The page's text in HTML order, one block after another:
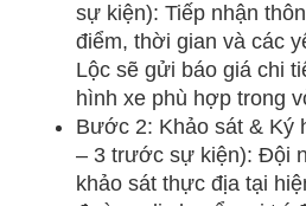
sự kiện): Tiếp nhận
điểm, thời gian và các
Lộc sẽ gửi báo giá chi
hình xe phù hợp trong
Bước 2: Khảo sát & Ký
– 3 trước sự kiện): Đội
khảo sát thực địa tại